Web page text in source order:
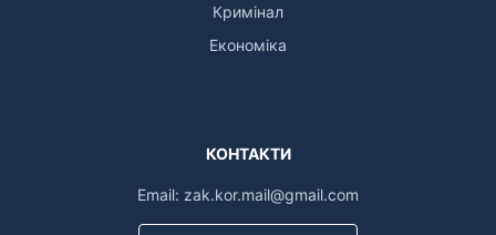
Кримінал
Економіка
КОНТАКТИ
Email: zak.kor.mail@gmail.com